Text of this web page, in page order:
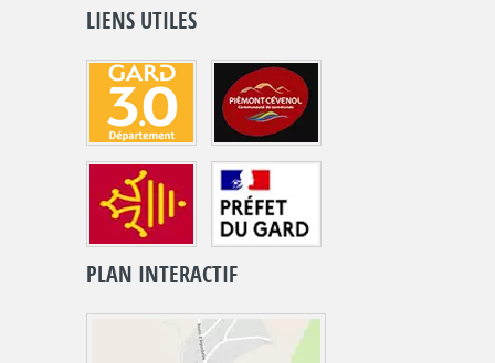
LIENS UTILES
PLAN INTERACTIF